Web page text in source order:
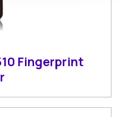
Fingerprint